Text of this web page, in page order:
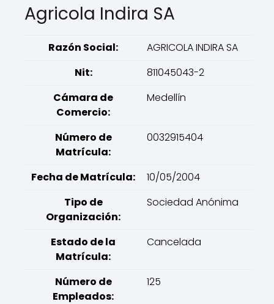
Agricola Indira SA
Razón Social:
AGRICOLA INDIRA SA
Nit:
811045043-2
Cámara de
Comercio:
Medellín
Número de
Matrícula:
0032915404
Fecha de Matrícula:
10/05/2004
Tipo de
Organización:
Sociedad Anónima
Estado de la
Matrícula:
Cancelada
Número de
Empleados:
125